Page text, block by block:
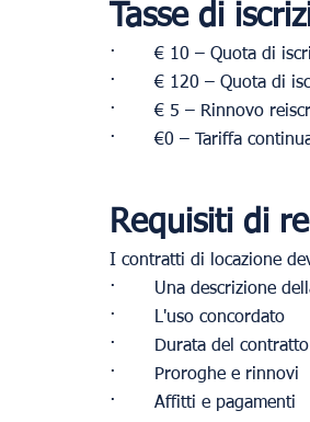
Tasse di
·       € 10 – Quota di
·       € 120 – Quota di
·       € 5 – Rinnovo
·       €0 – Tariffa
Requisiti di
I contratti di locazione
·       Una descrizione
·       L'uso concordato
·       Durata del contratto
·       Proroghe e rinnovi
·       Affitti e pagamenti